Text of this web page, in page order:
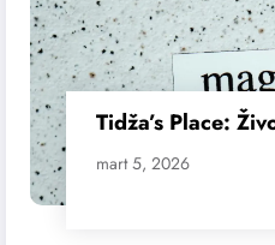
Tidža’s Place:
mart 5, 2026